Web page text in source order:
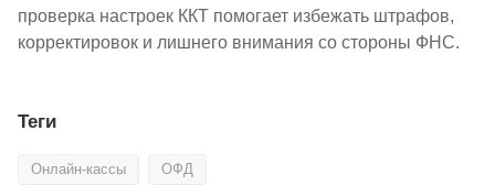
проверка настроек ККТ помогает избежать штрафов,
корректировок и лишнего внимания со стороны ФНС.
Теги
Онлайн-кассы ОФД